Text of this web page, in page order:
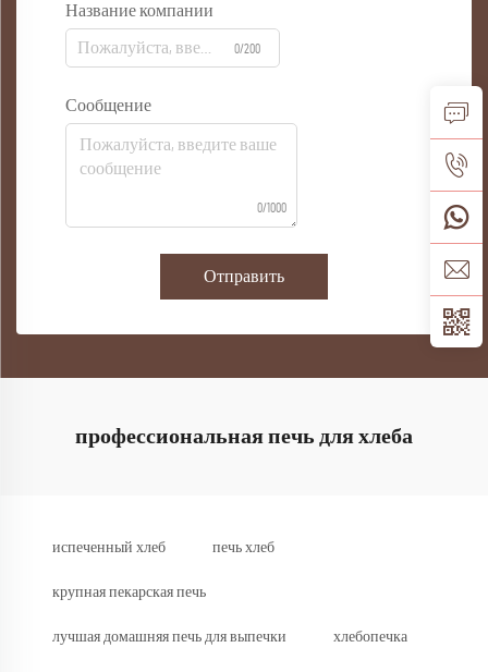
Название компании
0/200
Сообщение
0/1000
Отправить
профессиональная печь для хлеба
испеченный хлеб печь хлеб
крупная пекарская печь
лучшая домашняя печь для выпечки хлебопечка